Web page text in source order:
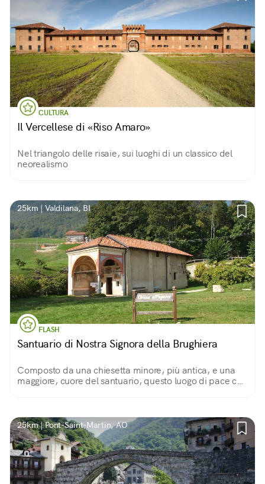
CULTURA
Il Vercellese di «Riso Amaro»
Nel triangolo delle risaie, sui luoghi di un classico del
neorealismo
25km | Valdilana, BI
FLASH
Santuario di Nostra Signora della Brughiera
Composto da una chiesetta minore, più antica, e una
maggiore, cuore del santuario, questo luogo di pace che
25km | Pont-Saint-Martin, AO